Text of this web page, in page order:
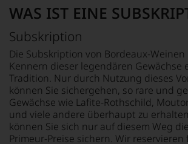
bewegt.
Das
aber
uns
nicht
mehr.
Wir
haben
festgestellt,
dass
manch
seinen
Vater
wandte
er
sich
aber
vor
allen
Dingen
nach
1978
zunehmend
Seit
befindet
das
Magazin
mehrheitlich
im
Besitz
der
Familie
Rosam,
Merlot
TRINKTEMPERATUR
18 °C
WAS IST EINE
Subskription
Die Subskription von Bordeaux-
Kennern dieser legendären Gewächse
Tradition. Nur durch Nutzung dieses
können Sie sichergehen, so rare und
Gewächse wie Lafite-Rothschild,
und viele andere überhaupt zu
können Sie sich nur auf diesem Weg
Primeur-Preise sichern. Wir reservieren